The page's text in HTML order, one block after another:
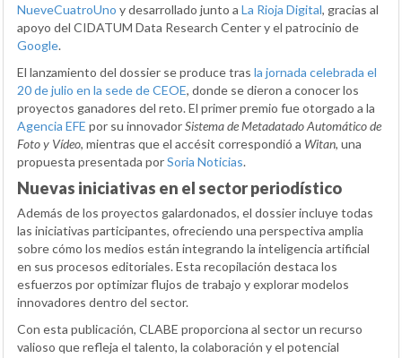
NueveCuatroUno y desarrollado junto a La Rioja Digital, gracias al
apoyo del CIDATUM Data Research Center y el patrocinio de
Google.
El lanzamiento del dossier se produce tras la jornada celebrada el
20 de julio en la sede de CEOE, donde se dieron a conocer los
proyectos ganadores del reto. El primer premio fue otorgado a la
Agencia EFE por su innovadorSistema de Metadatado Automático de
Foto y Vídeo, mientras que el accésit correspondió a Witan, una
propuesta presentada porSoria Noticias.
Nuevas iniciativas en el sector periodístico
Además de los proyectos galardonados, el dossier incluye todas
las iniciativas participantes, ofreciendo una perspectiva amplia
sobre cómo los medios están integrando la inteligencia artificial
en sus procesos editoriales. Esta recopilación destaca los
esfuerzos por optimizar flujos de trabajo y explorar modelos
innovadores dentro del sector.
Con esta publicación, CLABE proporciona al sector un recurso
valioso que refleja el talento, la colaboración y el potencial